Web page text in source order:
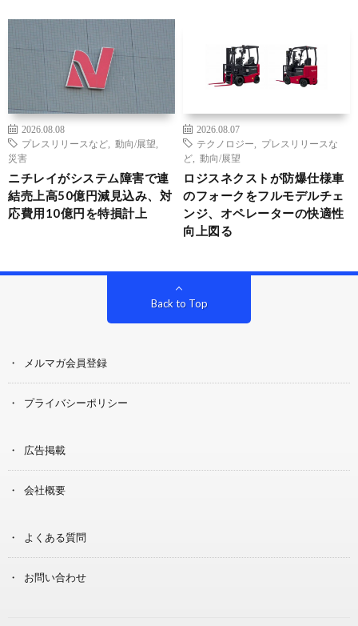
2026.08.08
プレスリリースなど
動向/展望
災害
ニチレイがシステム障害で連
結売上高50億円減見込み、対
応費用10億円を特損計上
2026.08.07
テクノロジー
プレスリリースな
ど
動向/展望
ロジスネクストが防爆仕様車
のフォークをフルモデルチェ
ンジ、オペレーターの快適性
向上図る
Back to Top
メルマガ会員登録
プライバシーポリシー
広告掲載
会社概要
よくある質問
お問い合わせ